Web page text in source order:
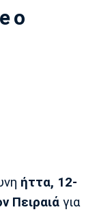
ΠΑΟΚ
o
ήττα, 12-
Πειραιά για